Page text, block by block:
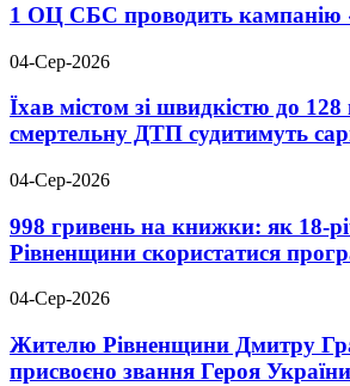
1 ОЦ СБС проводить кампанію
04-Сер-2026
Їхав містом зі швидкістю до
смертельну ДТП судитимуть
04-Сер-2026
998 гривень на книжки: як 18-
Рівненщини скористатися
04-Сер-2026
Жителю Рівненщини Дмитру
присвоєно звання Героя України